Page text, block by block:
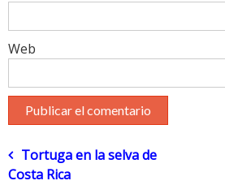
Web
Navegación
Tortuga en la selva de
Costa Rica